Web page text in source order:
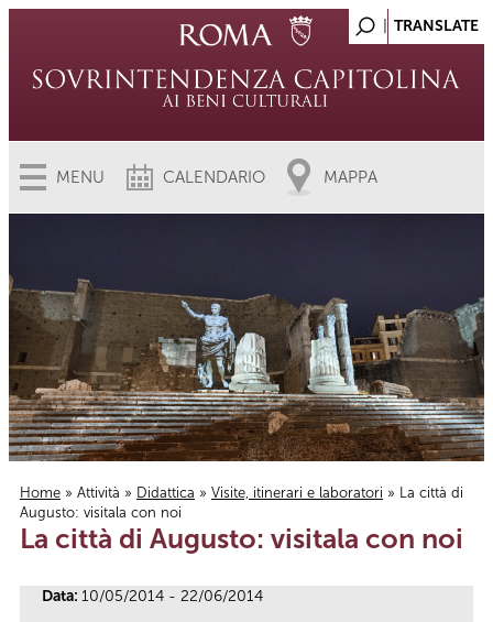
MENU CALENDARIO MAPPA
Tu sei qui
Home » Attività » Didattica » Visite, itinerari e laboratori » La città di
Augusto: visitala con noi
La città di Augusto: visitala con noi
Data: 10/05/2014 - 22/06/2014